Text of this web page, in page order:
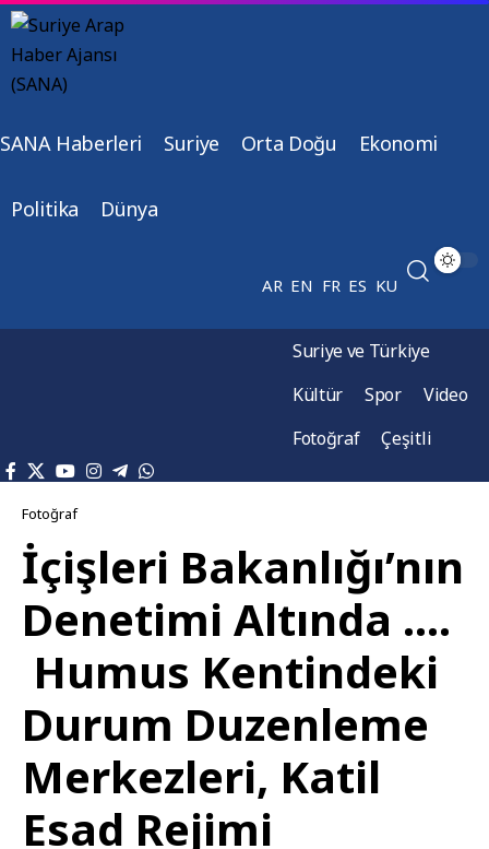
SANA Haberleri Suriye Orta Doğu Ekonomi
Politika Dünya
AR EN FR ES KU
Suriye ve Türkiye
Kültür
Spor
Video
Fotoğraf
Çeşitli
Fotoğraf
İçişleri Bakanlığı’nın
Denetimi Altında ….
Humus Kentindeki
Durum Duzenleme
Merkezleri, Katil
Esad Rejimi